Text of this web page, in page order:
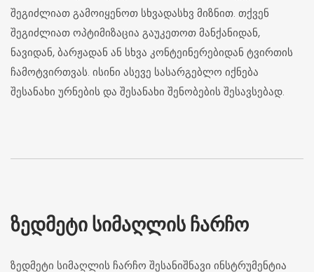
შეგიძლიათ გამოიყენოთ სხვადასხვ მიზნით. თქვენ
შეგიძლიათ ოპტიმიზაცია გაუკეთოთ მანქანიდან,
ნავიდან, ბარჟადან ან სხვა კონტეინერებიდან ტვირთის
ჩამოტვირთვას. ისინი ასევე სასარგებლო იქნება
შესანახი ურნების და შესანახი შენობების შესავსებად.
ᲖᲔᲓᲛᲔᲢᲘ ᲡᲘᲛᲐᲦᲚᲘᲡ ᲩᲐᲠᲩᲝ
ზედმეტი სიმაღლის ჩარჩო შესანიშნავი ინსტრუმენტია